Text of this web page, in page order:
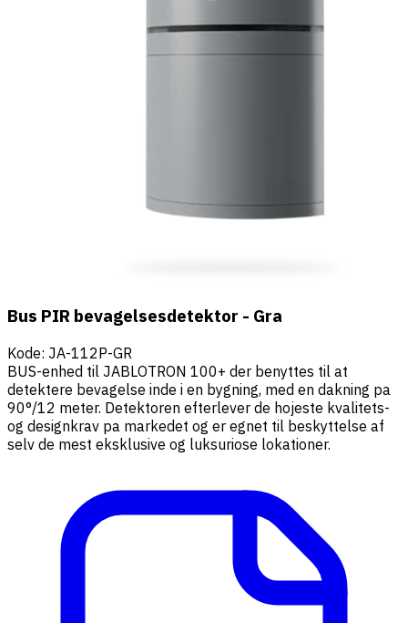
Bus PIR bevagelsesdetektor - Gra
Kode: JA-112P-GR
BUS-enhed til JABLOTRON 100+ der benyttes til at
detektere bevagelse inde i en bygning, med en dakning pa
90°/12 meter. Detektoren efterlever de hojeste kvalitets-
og designkrav pa markedet og er egnet til beskyttelse af
selv de mest eksklusive og luksuriose lokationer.